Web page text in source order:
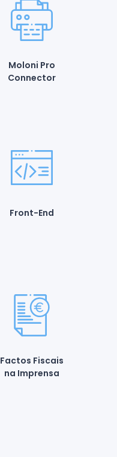
Moloni Pro
Connector
Front-End
Factos Fiscais
na Imprensa